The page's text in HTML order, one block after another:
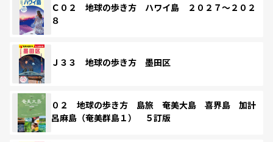
Ｃ０２ 地球の歩き方 ハワイ島 ２０２７～２０２
８
Ｊ３３ 地球の歩き方 墨田区
０２ 地球の歩き方 島旅 奄美大島 喜界島 加計
呂麻島（奄美群島１） ５訂版